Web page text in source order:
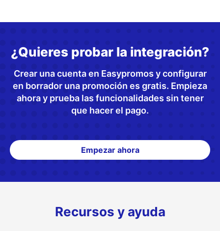
¿Quieres probar la integración?
Crear una cuenta en Easypromos y configurar
en borrador una promoción es gratis. Empieza
ahora y prueba las funcionalidades sin tener
que hacer el pago.
Empezar ahora
Recursos y ayuda